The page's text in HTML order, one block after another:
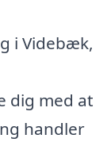
i Videbæk,
dig med at
handler